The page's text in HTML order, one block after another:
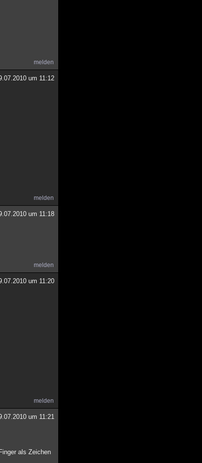
melden
um 11:12
melden
um 11:18
melden
um 11:20
melden
um 11:21
als Zeichen